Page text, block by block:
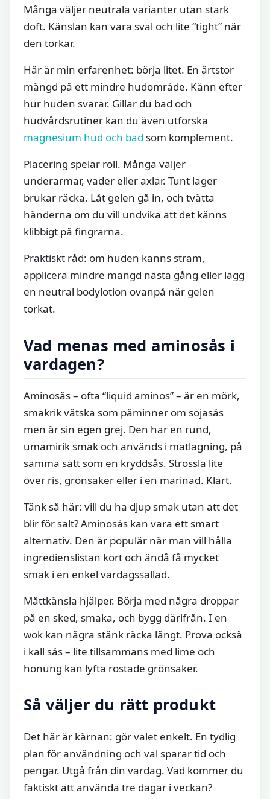
Många väljer neutrala varianter utan stark
doft. Känslan kan vara sval och lite “tight” när
den torkar.
Här är min erfarenhet: börja litet. En ärtstor
mängd på ett mindre hudområde. Känn efter
hur huden svarar. Gillar du bad och
hudvårdsrutiner kan du även utforska
magnesium hud och bad som komplement.
Placering spelar roll. Många väljer
underarmar, vader eller axlar. Tunt lager
brukar räcka. Låt gelen gå in, och tvätta
händerna om du vill undvika att det känns
klibbigt på fingrarna.
Praktiskt råd: om huden känns stram,
applicera mindre mängd nästa gång eller lägg
en neutral bodylotion ovanpå när gelen
torkat.
Vad menas med aminosås i
vardagen?
Aminosås – ofta “liquid aminos” – är en mörk,
smakrik vätska som påminner om sojasås
men är sin egen grej. Den har en rund,
umamirik smak och används i matlagning, på
samma sätt som en kryddsås. Strössla lite
över ris, grönsaker eller i en marinad. Klart.
Tänk så här: vill du ha djup smak utan att det
blir för salt? Aminosås kan vara ett smart
alternativ. Den är populär när man vill hålla
ingredienslistan kort och ändå få mycket
smak i en enkel vardagssallad.
Måttkänsla hjälper. Börja med några droppar
på en sked, smaka, och bygg därifrån. I en
wok kan några stänk räcka långt. Prova också
i kall sås – lite tillsammans med lime och
honung kan lyfta rostade grönsaker.
Så väljer du rätt produkt
Det här är kärnan: gör valet enkelt. En tydlig
plan för användning och val sparar tid och
pengar. Utgå från din vardag. Vad kommer du
faktiskt att använda tre dagar i veckan?